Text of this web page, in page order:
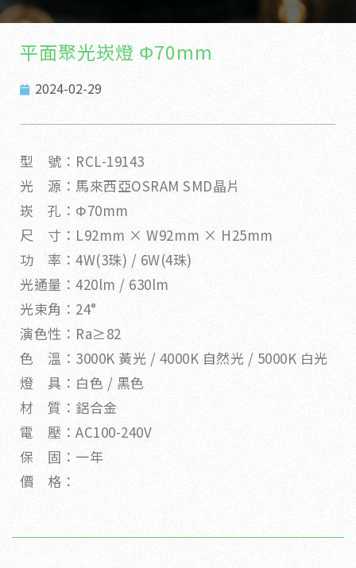
平面聚光崁燈 Φ70mm
2024-02-29
型 號：RCL-19143
光 源：馬來西亞OSRAM SMD晶片
崁 孔：Φ70mm
尺 寸：L92mm × W92mm × H25mm
功 率：4W(3珠) / 6W(4珠)
光通量：420lm / 630lm
光束角：24°
演色性：Ra≥82
色 溫：3000K 黃光 / 4000K 自然光 / 5000K 白光
燈 具：白色 / 黑色
材 質：鋁合金
電 壓：AC100-240V
保 固：一年
價 格：